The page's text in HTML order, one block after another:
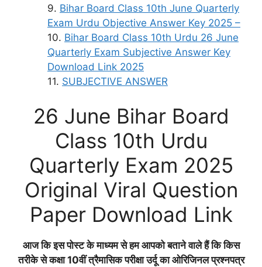
Bihar Board Class 10th June Quarterly
Exam Urdu Objective Answer Key 2025 –
Bihar Board Class 10th Urdu 26 June
Quarterly Exam Subjective Answer Key
Download Link 2025
SUBJECTIVE ANSWER
26 June Bihar Board
Class 10th Urdu
Quarterly Exam 2025
Original Viral Question
Paper Download Link
आज कि इस पोस्ट के माध्यम से हम आपको बताने वाले हैं कि किस
तरीके से कक्षा 10वीं त्रैमासिक परीक्षाउर्दूका ओरिजिनल प्रश्नपत्र